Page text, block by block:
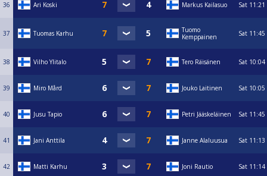
36 Ari Koski Markus Kailasuo Sat 11:21
37 Tuomas Karhu
Tuomo
Kemppainen
Sat 11:45
38 Vilho Ylitalo Tero Räisänen Sat 10:04
39 Miro Mård Jouko Laitinen Sat 10:05
40 Jusu Tapio Petri Jääskeläinen Sat 11:45
41 Jani Anttila Janne Alaluusua Sat 11:13
42 Matti Karhu Joni Rautio Sat 11:14